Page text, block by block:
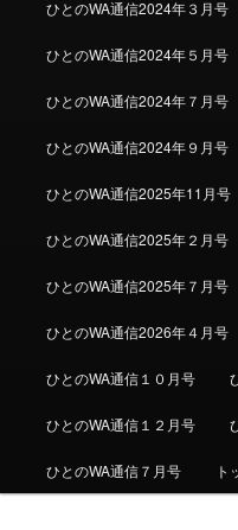
ひとのWA通信2024年３月号
ひとのWA通信2024年５月号
ひとのWA通信2024年７月号
ひとのWA通信2024年９月号
ひとのWA通信2025年11月号
ひとのWA通信2025年２月号
ひとのWA通信2025年７月号
ひとのWA通信2026年４月号
ひとのWA通信１０月号
ひとのWA通信１２月号
ひとのWA通信７月号 ト